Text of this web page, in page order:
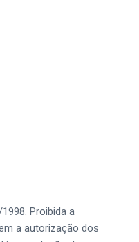
Proibida a
a autorização dos